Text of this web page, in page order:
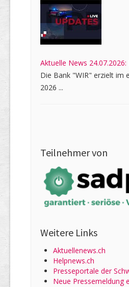
Aktuelle News 24.07.2026:
Die Bank "WIR" erzielt im
2026 ...
Teilnehmer von
Weitere Links
Aktuellenews.ch
Helpnews.ch
Presseportale der
Neue Pressemeldung